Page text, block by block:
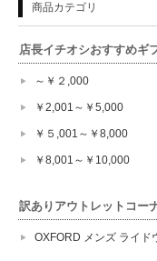
商品カテゴリ
店長イチオシおすすめギ
～￥２,000
￥2,001～￥5,000
￥５,001～￥8,000
￥8,001～￥10,000
訳ありアウトレットコー
OXFORD メンズ ライド